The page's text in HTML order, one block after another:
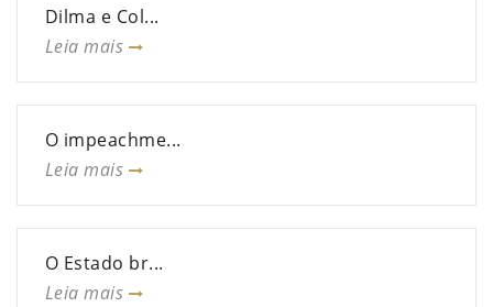
Dilma e Col...
Leia mais
O impeachme...
Leia mais
O Estado br...
Leia mais